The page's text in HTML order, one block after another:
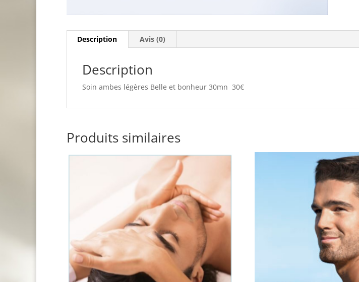
Description Avis (0)
Description
Soin ambes légères Belle et bonheur 30mn 30€
Produits similaires